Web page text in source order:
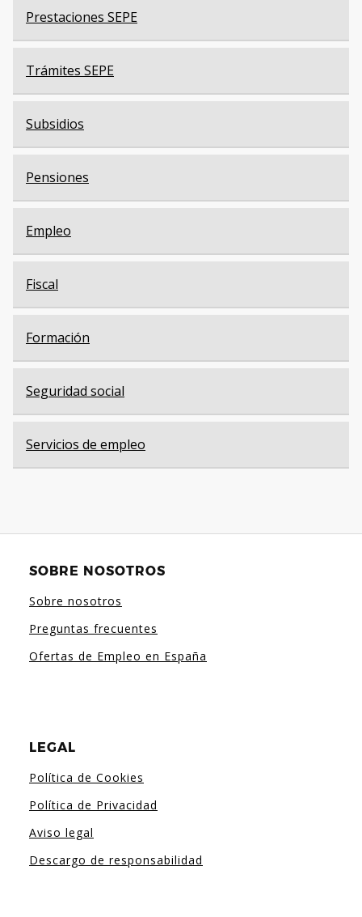
Prestaciones SEPE
Trámites SEPE
Subsidios
Pensiones
Empleo
Fiscal
Formación
Seguridad social
Servicios de empleo
SOBRE NOSOTROS
Sobre nosotros
Preguntas frecuentes
Ofertas de Empleo en España
LEGAL
Política de Cookies
Política de Privacidad
Aviso legal
Descargo de responsabilidad